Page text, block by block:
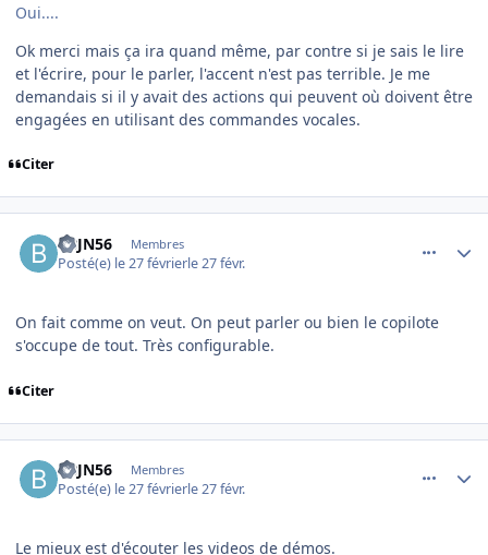
Oui....
Ok merci mais ça ira quand même, par contre si je sais le lire
et l'écrire, pour le parler, l'accent n'est pas terrible. Je me
demandais si il y avait des actions qui peuvent où doivent être
engagées en utilisant des commandes vocales.
Citer
BBJN56 Membres
Posté(e) le 27 févrierle 27 févr.
On fait comme on veut. On peut parler ou bien le copilote
s'occupe de tout. Très configurable.
Citer
BBJN56 Membres
Posté(e) le 27 févrierle 27 févr.
Le mieux est d'écouter les videos de démos.